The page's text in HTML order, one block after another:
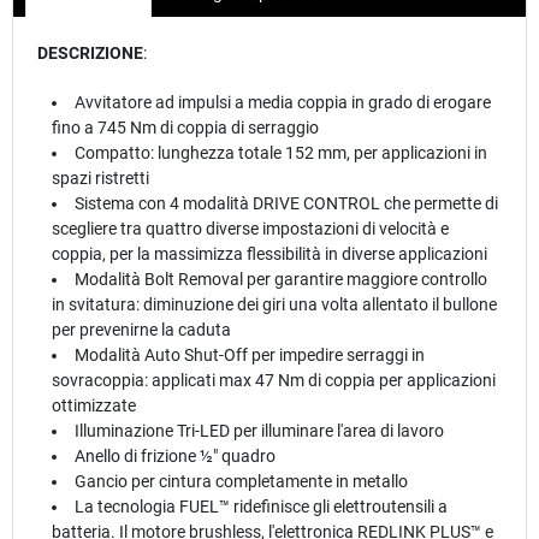
DESCRIZIONE:
Avvitatore ad impulsi a media coppia in grado di erogare
fino a 745 Nm di coppia di serraggio
Compatto: lunghezza totale 152 mm, per applicazioni in
spazi ristretti
Sistema con 4 modalità DRIVE CONTROL che permette di
scegliere tra quattro diverse impostazioni di velocità e
coppia, per la massimizza flessibilità in diverse applicazioni
Modalità Bolt Removal per garantire maggiore controllo
in svitatura: diminuzione dei giri una volta allentato il bullone
per prevenirne la caduta
Modalità Auto Shut-Off per impedire serraggi in
sovracoppia: applicati max 47 Nm di coppia per applicazioni
ottimizzate
Illuminazione Tri-LED per illuminare l'area di lavoro
Anello di frizione ½″ quadro
Gancio per cintura completamente in metallo
La tecnologia FUEL™ ridefinisce gli elettroutensili a
batteria. Il motore brushless, l'elettronica REDLINK PLUS™ e